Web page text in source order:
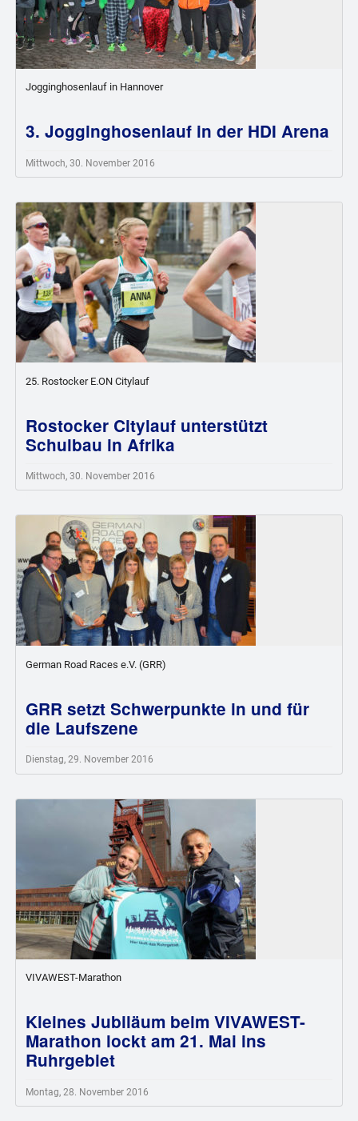
Jogginghosenlauf in Hannover
3. Jogginghosenlauf in der HDI Arena
Mittwoch, 30. November 2016
25. Rostocker E.ON Citylauf
Rostocker Citylauf unterstützt
Schulbau in Afrika
Mittwoch, 30. November 2016
German Road Races e.V. (GRR)
GRR setzt Schwerpunkte in und für
die Laufszene
Dienstag, 29. November 2016
VIVAWEST-Marathon
Kleines Jubiläum beim VIVAWEST-
Marathon lockt am 21. Mai ins
Ruhrgebiet
Montag, 28. November 2016